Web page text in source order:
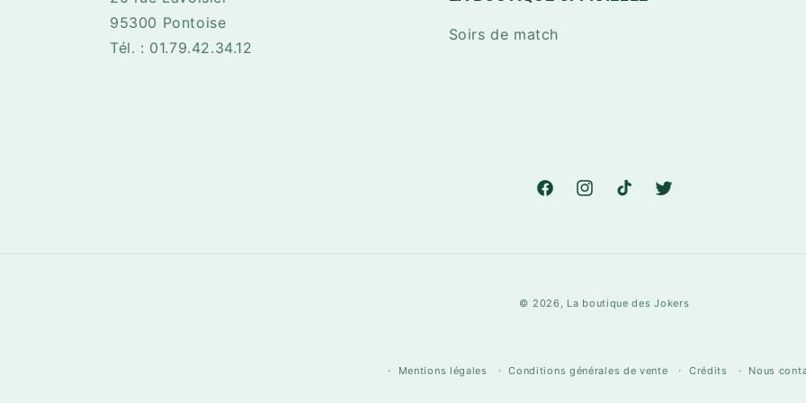
95300 Pontoise
Tél. : 01.79.42.34.12
Soirs de match
FacebookInstagramTikTok Twitter
© 2026, La boutique des Jokers
Mentions légales Conditions générales de vente Crédits Nous